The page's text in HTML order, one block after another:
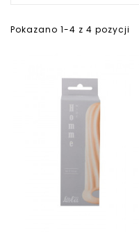
Pokazano 1-4 z 4 pozycji